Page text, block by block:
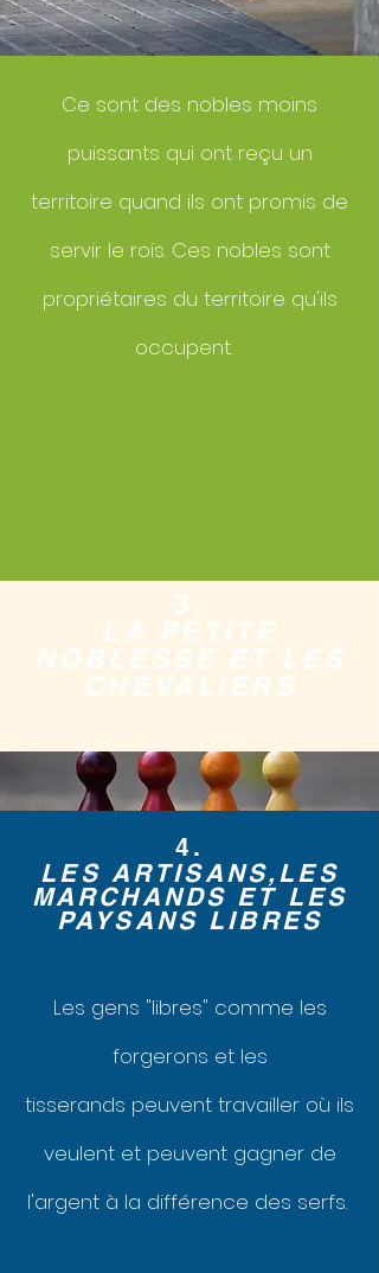
Ce sont des nobles moins
puissants qui ont reçu un
territoire quand ils ont promis de
servir le rois. Ces nobles sont
propriétaires du territoire qu'ils
occupent.
3.
LA PETITE
NOBLESSE ET LES
CHEVALIERS
4.
LES ARTISANS,LES
MARCHANDS ET LES
PAYSANS LIBRES
Les gens "libres" comme les
forgerons et les
tisserands peuvent travailler où ils
veulent et peuvent gagner de
l'argent à la différence des serfs.